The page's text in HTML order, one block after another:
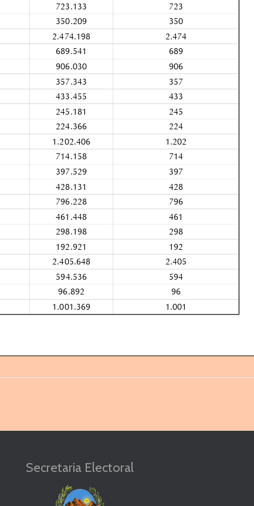
906.030
906
245.181
245
224.366
224
428.131
428
461.448
461
298.198
298
192.921
192
2.405.648
2.405
594.536
594
96.892
96
Secretaria Electoral